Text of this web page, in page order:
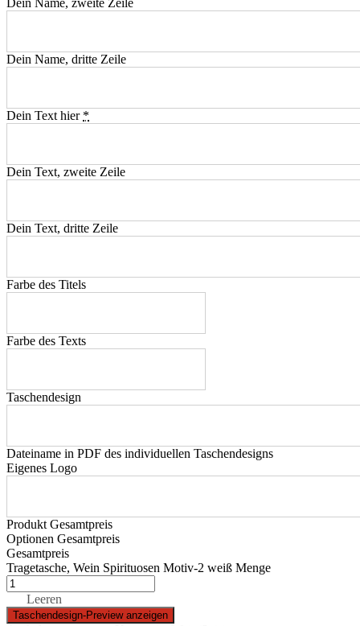
Dein Name, zweite Zeile
Dein Name, dritte Zeile
Dein Text hier *
Dein Text, zweite Zeile
Dein Text, dritte Zeile
Farbe des Titels
Farbe des Texts
Taschendesign
Dateiname in PDF des individuellen Taschendesigns
Eigenes Logo
Produkt Gesamtpreis
Optionen Gesamtpreis
Gesamtpreis
Tragetasche, Wein Spirituosen Motiv-2 weiß Menge
Leeren